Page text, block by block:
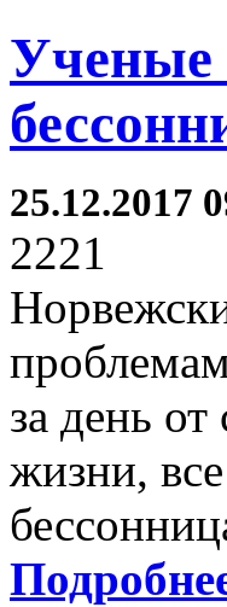
Ученые
25.12.2017
2221
за день
жизни,